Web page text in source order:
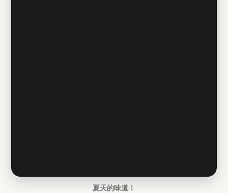
夏天的味道！